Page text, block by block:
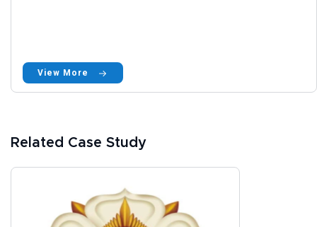
View More
Related Case Study